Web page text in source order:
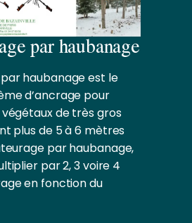
par haubanage
haubanage est le
d’ancrage pour
de très gros
plus de 5 à 6 mètres
par haubanage,
par 2, 3 voire 4
en fonction du